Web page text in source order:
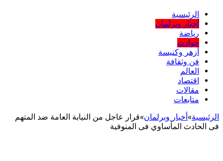
الرئيسية
أخبار وبرلمان
رياضة
حوادث
أزهر وكنيسة
فن وثقافة
العالم
اقتصاد
مقالات
متابعات
الرئيسية»أخبار وبرلمان»قرار عاجل من النيابة العامة ضد المتهم
فى الحادث المأساوي فى المنوفية